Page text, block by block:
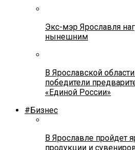
Экс-мэр Ярославля
нынешним
В Ярославской
победители
«Единой России»
#Бизнес
В Ярославле пройдет
продукции и